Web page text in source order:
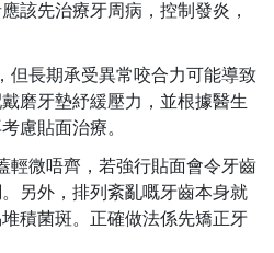
該先治療牙周病，控制發炎，
但長期承受異常咬合力可能導致
磨牙墊紓緩壓力，並根據醫生
慮貼面治療。
輕微唔齊，若強行貼面會令牙齒
另外， 排列紊亂嘅牙齒本身就
積菌斑。正確做法係先矯正牙